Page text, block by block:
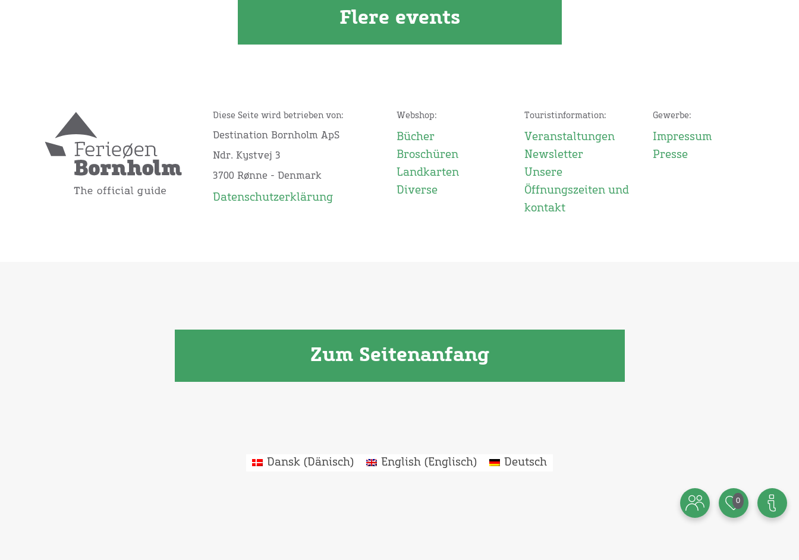
Flere events
Diese Seite wird betrieben von:
Destination Bornholm ApS
Ndr. Kystvej 3
3700 Rønne - Denmark
Datenschutzerklärung
Webshop:
Bücher
Broschüren
Landkarten
Diverse
Touristinformation:
Veranstaltungen
Newsletter
Unsere
Öffnungszeiten und
kontakt
Gewerbe:
Impressum
Presse
Zum Seitenanfang
0
Dansk( Dänisch) English ( Englisch) Deutsch